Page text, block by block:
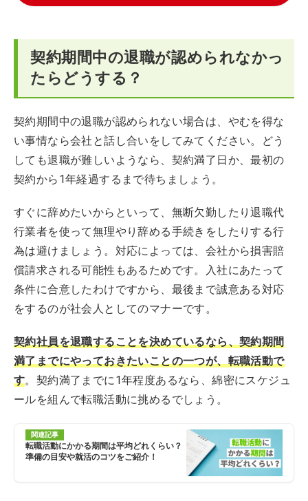
契約期間中の退職が認められなかっ
たらどうする？
契約期間中の退職が認められない場合は、やむを得な
い事情なら会社と話し合いをしてみてください。どう
しても退職が難しいようなら、契約満了日か、最初の
契約から1年経過するまで待ちましょう。
すぐに辞めたいからといって、無断欠勤したり退職代
行業者を使って無理やり辞める手続きをしたりする行
為は避けましょう。対応によっては、会社から損害賠
償請求される可能性もあるためです。入社にあたって
条件に合意したわけですから、最後まで誠意ある対応
をするのが社会人としてのマナーです。
契約社員を退職することを決めているなら、契約期間
満了までにやっておきたいことの一つが、転職活動で
す。契約満了までに1年程度あるなら、綿密にスケジュ
ールを組んで転職活動に挑めるでしょう。
関連記事
転職活動にかかる期間は平均どれくらい？
準備の目安や就活のコツをご紹介！